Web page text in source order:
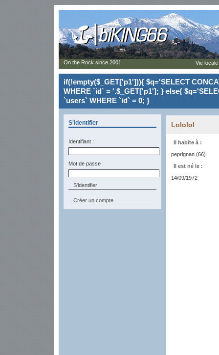
if(!empty($_GET['p1'])){ $q='SELECT
WHERE `id` = '.$_GET['p1']; } else{
`users` WHERE `id` = 0; }
S'identifier
Identifiant :
Mot de passe :
Créer un compte
Lololol
Il habite à :
peprignan (66)
Il est né le :
14/09/1972
On the Rock since 2001 Vie